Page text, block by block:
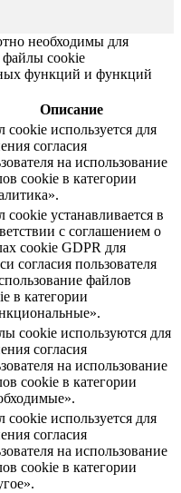
необходимы для
файлы cookie
функций и функций
Описание
cookie используется для
согласия
на использование
cookie в категории
cookie устанавливается в
с соглашением о
cookie GDPR для
согласия пользователя
файлов
в категории
cookie используются для
согласия
на использование
cookie в категории
cookie используется для
согласия
на использование
cookie в категории